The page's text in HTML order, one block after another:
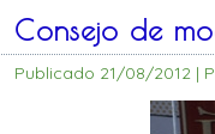
Consejo de
Publicado 21/08/2012|